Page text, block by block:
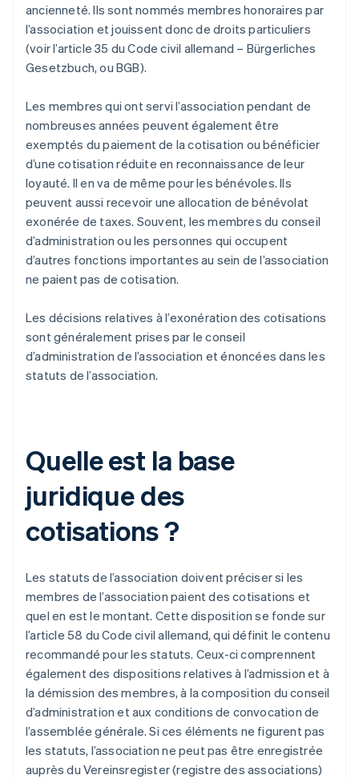
ancienneté. Ils sont nommés membres honoraires par
l’association et jouissent donc de droits particuliers
(voir l’article 35 du Code civil allemand – Bürgerliches
Gesetzbuch, ou BGB).
Les membres qui ont servi l’association pendant de
nombreuses années peuvent également être
exemptés du paiement de la cotisation ou bénéficier
d’une cotisation réduite en reconnaissance de leur
loyauté. Il en va de même pour les bénévoles. Ils
peuvent aussi recevoir une allocation de bénévolat
exonérée de taxes. Souvent, les membres du conseil
d’administration ou les personnes qui occupent
d’autres fonctions importantes au sein de l’association
ne paient pas de cotisation.
Les décisions relatives à l’exonération des cotisations
sont généralement prises par le conseil
d’administration de l’association et énoncées dans les
statuts de l’association.
Quelle est la base
juridique des
cotisations ?
Les statuts de l’association doivent préciser si les
membres de l’association paient des cotisations et
quel en est le montant. Cette disposition se fonde sur
l’article 58 du Code civil allemand, qui définit le contenu
recommandé pour les statuts. Ceux-ci comprennent
également des dispositions relatives à l’admission et à
la démission des membres, à la composition du conseil
d’administration et aux conditions de convocation de
l’assemblée générale. Si ces éléments ne figurent pas
les statuts, l’association ne peut pas être enregistrée
auprès du Vereinsregister (registre des associations)